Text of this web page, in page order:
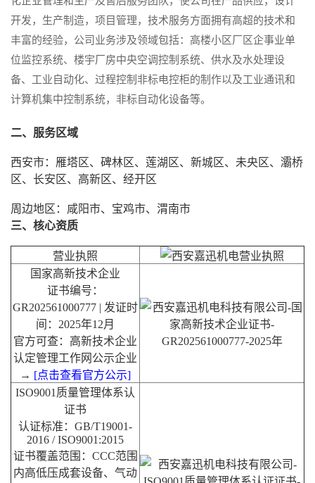
开发，生产制造，项目管理，技术服务方面拥有高超的技术和
丰富的经验，公司业务涉及领域包括：高楼小区厂区企事业单
位监控系统、楼宇厂房中央空调控制系统、供水及水处理设
备、工业自动化、过程控制非标电控柜的制作以及工业通讯和
计算机集中控制系统，非标自动化设备等。
二、服务区域
西安市：雁塔区、碑林区、莲湖区、新城区、未央区、灞桥
区、长安区、高新区、经开区
周边地区：咸阳市、宝鸡市、渭南市
三、核心资质
营业执照
国家高新技术企业
证书编号：
GR202561000777 | 发证时
间：2025年12月
官方可查：高新技术企业
认定管理工作网公示企业
→ [点击查看官方公示]
ISO9001质量管理体系认
证书
认证标准：GB/T19001-
2016 / ISO9001:2015
证书覆盖范围：CCC范围
内高低压成套设备、气动